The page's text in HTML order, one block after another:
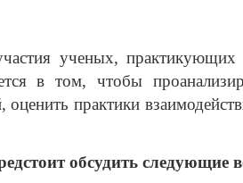
ученых, практикующих
в том, чтобы
практики
обсудить следующие